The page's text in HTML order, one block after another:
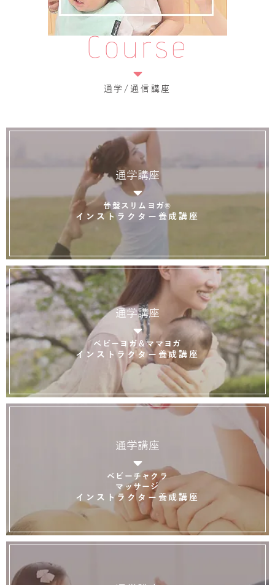
Course
通学/通信講座
通学講座
骨盤スリムヨガ®
インストラクター養成講座
通学講座
ベビーヨガ＆ママヨガ
インストラクター養成講座
通学講座
ベビーチャクラ
マッサージ
インストラクター養成講座